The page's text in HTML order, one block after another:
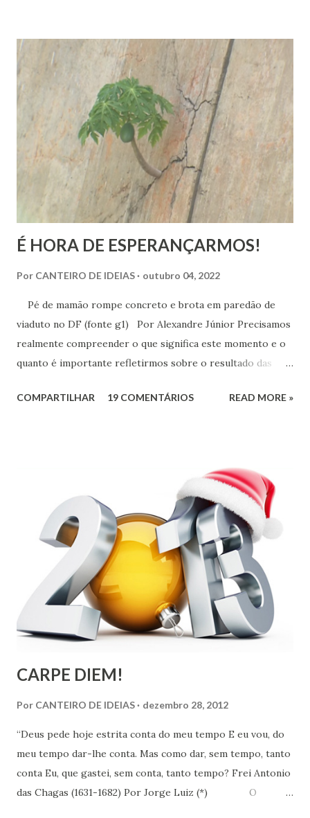
Ao dizer que deixar o ambiente evangélico não significou
abandonar Deus, mas sim se libertar de uma prisão, ela
expõe algo que muita gente vive: a busca por uma
espiritualidade que faça sentido com quem a gente
realmente é.
É HORA DE ESPERANÇARMOS!
Por CANTEIRO DE IDEIAS outubro 04, 2022
Pé de mamão rompe concreto e brota em paredão de
viaduto no DF (fonte g1) Por Alexandre Júnior Precisamos
realmente compreender o que significa este momento e o
quanto é importante refletirmos sobre o resultado das
esperançar! A História do Brasil é feita de invasão,
COMPARTILHAR 19 COMENTÁRIOS READ MORE »
CARPE DIEM!
Por CANTEIRO DE IDEIAS dezembro 28, 2012
“Deus pede hoje estrita conta do meu tempo E eu vou, do
meu tempo dar-lhe conta. Mas como dar, sem tempo, tanto
conta Eu, que gastei, sem conta, tanto tempo? Frei Antonio
das Chagas (1631-1682) Por Jorge Luiz (*) O